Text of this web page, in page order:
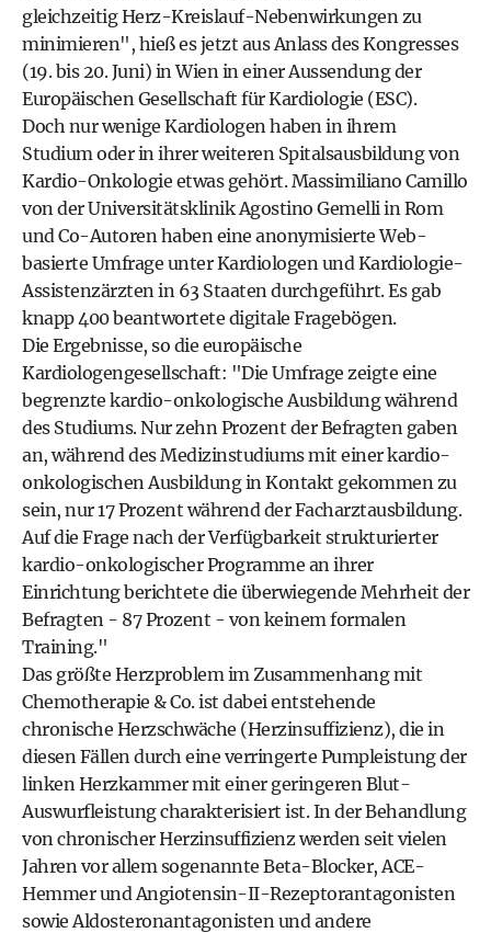
gleichzeitig Herz-Kreislauf-Nebenwirkungen zu
minimieren", hieß es jetzt aus Anlass des Kongresses
(19. bis 20. Juni) in Wien in einer Aussendung der
Europäischen Gesellschaft für Kardiologie (ESC).
Doch nur wenige Kardiologen haben in ihrem
Studium oder in ihrer weiteren Spitalsausbildung von
Kardio-Onkologie etwas gehört. Massimiliano Camillo
von der Universitätsklinik Agostino Gemelli in Rom
und Co-Autoren haben eine anonymisierte Web-
basierte Umfrage unter Kardiologen und Kardiologie-
Assistenzärzten in 63 Staaten durchgeführt. Es gab
knapp 400 beantwortete digitale Fragebögen.
Die Ergebnisse, so die europäische
Kardiologengesellschaft: "Die Umfrage zeigte eine
begrenzte kardio-onkologische Ausbildung während
des Studiums. Nur zehn Prozent der Befragten gaben
an, während des Medizinstudiums mit einer kardio-
onkologischen Ausbildung in Kontakt gekommen zu
sein, nur 17 Prozent während der Facharztausbildung.
Auf die Frage nach der Verfügbarkeit strukturierter
kardio-onkologischer Programme an ihrer
Einrichtung berichtete die überwiegende Mehrheit der
Befragten - 87 Prozent - von keinem formalen
Training."
Das größte Herzproblem im Zusammenhang mit
Chemotherapie & Co. ist dabei entstehende
chronische Herzschwäche (Herzinsuffizienz), die in
diesen Fällen durch eine verringerte Pumpleistung der
linken Herzkammer mit einer geringeren Blut-
Auswurfleistung charakterisiert ist. In der Behandlung
von chronischer Herzinsuffizienz werden seit vielen
Jahren vor allem sogenannte Beta-Blocker, ACE-
Hemmer und Angiotensin-II-Rezeptorantagonisten
sowie Aldosteronantagonisten und andere